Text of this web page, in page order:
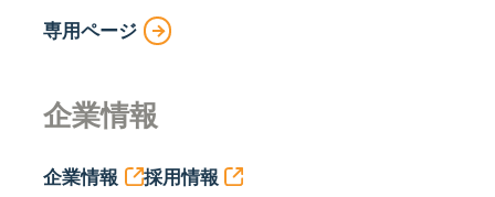
専用ページ
企業情報
企業情報 採用情報